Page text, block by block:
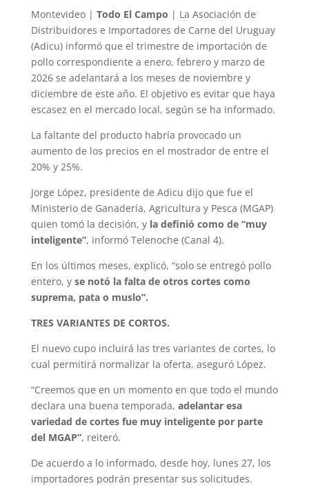
Montevideo | Todo El Campo | La Asociación de
Distribuidores e Importadores de Carne del Uruguay
(Adicu) informó que el trimestre de importación de
pollo correspondiente a enero, febrero y marzo de
2026 se adelantará a los meses de noviembre y
diciembre de este año. El objetivo es evitar que haya
escasez en el mercado local, según se ha informado.
La faltante del producto habría provocado un
aumento de los precios en el mostrador de entre el
20% y 25%.
Jorge López, presidente de Adicu dijo que fue el
Ministerio de Ganadería, Agricultura y Pesca (MGAP)
quien tomó la decisión, y la definió como de “muy
inteligente”, informó Telenoche (Canal 4).
En los últimos meses, explicó, “solo se entregó pollo
entero, y se notó la falta de otros cortes como
suprema, pata o muslo”.
TRES VARIANTES DE CORTOS.
El nuevo cupo incluirá las tres variantes de cortes, lo
cual permitirá normalizar la oferta, aseguró López.
“Creemos que en un momento en que todo el mundo
declara una buena temporada, adelantar esa
variedad de cortes fue muy inteligente por parte
del MGAP”, reiteró.
De acuerdo a lo informado, desde hoy, lunes 27, los
importadores podrán presentar sus solicitudes.